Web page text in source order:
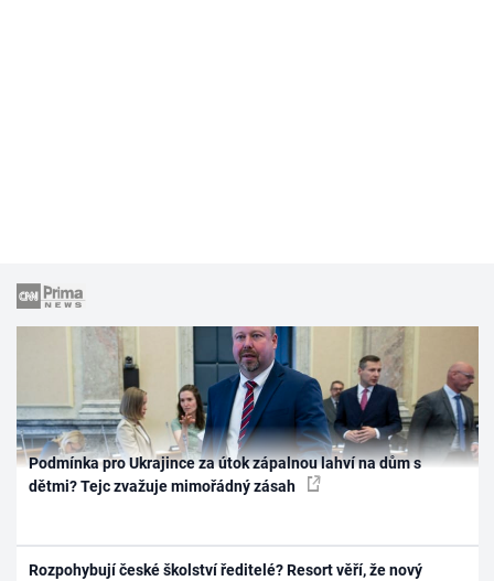
Podmínka pro Ukrajince za útok zápalnou lahví na dům s
dětmi? Tejc zvažuje mimořádný zásah
Rozpohybují české školství ředitelé? Resort věří, že nový